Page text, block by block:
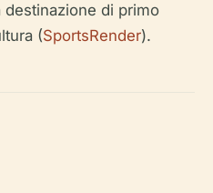
destinazione di primo
(SportsRender).